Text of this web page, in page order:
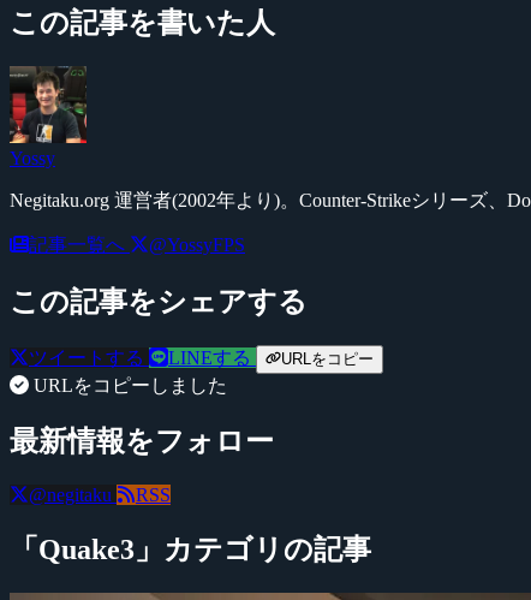
この記事を書いた人
Yossy
Negitaku.org 運営者(2002年より)。Counter-Strikeシリーズ
記事一覧へ @YossyFPS
この記事をシェアする
ツイートする LINEする URLをコピー
URLをコピーしました
最新情報をフォロー
@negitaku RSS
「Quake3」カテゴリの記事